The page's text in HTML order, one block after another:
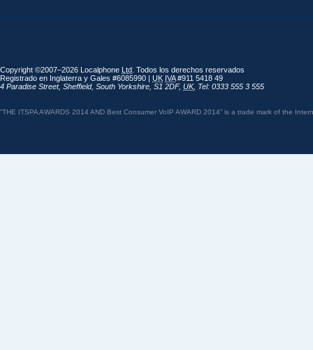
Copyright ©2007–2026 Localphone Ltd . Todos los derechos reservados
Registrado en Inglaterra y Gales #6085990 | UK IVA#911 5418 49
4 Paradise Street, Sheffield, South Yorkshire S1 2DF, UK, Tel: 0333 555 3 555
“THE ITSPA AWARDS 2014 AND Best Consumer VoIP AWARD 2014” is a trade mark of the